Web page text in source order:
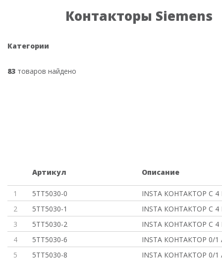
Контакторы Siemens
Категории
83 товаров найдено
Артикул Описание
1 5TT5030-0
INSTA КОНТАКТОР С 4
2
5TT5030-1
INSTA КОНТАКТОР С 4
3
5TT5030-2
INSTA КОНТАКТОР С 4
4
5TT5030-6
INSTA КОНТАКТОР 0/1
5
5TT5030-8
INSTA КОНТАКТОР 0/1